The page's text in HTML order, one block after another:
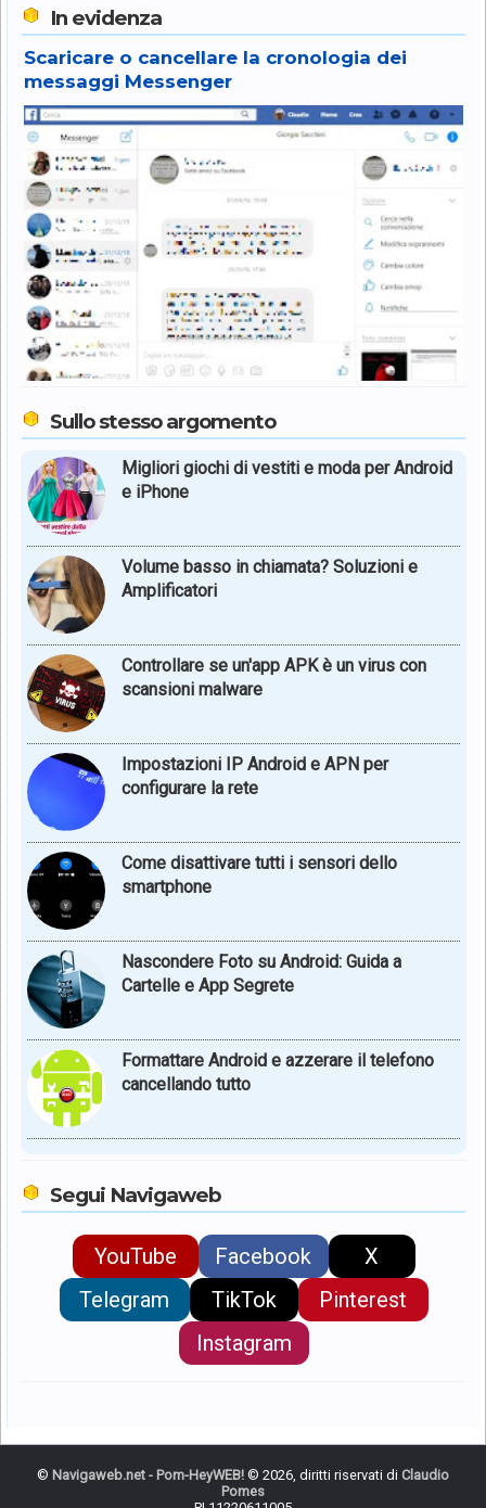
In evidenza
Scaricare o cancellare la cronologia dei
messaggi Messenger
Sullo stesso argomento
Migliori giochi di vestiti e moda per Android
e iPhone
Volume basso in chiamata? Soluzioni e
Amplificatori
Controllare se un'app APK è un virus con
scansioni malware
Impostazioni IP Android e APN per
configurare la rete
Come disattivare tutti i sensori dello
smartphone
Nascondere Foto su Android: Guida a
Cartelle e App Segrete
Formattare Android e azzerare il telefono
cancellando tutto
Segui Navigaweb
YouTube Facebook
X
Telegram
TikTok
Pinterest
Instagram
© Navigaweb.net - Pom-HeyWEB! © 2026, diritti riservati di Claudio
Pomes